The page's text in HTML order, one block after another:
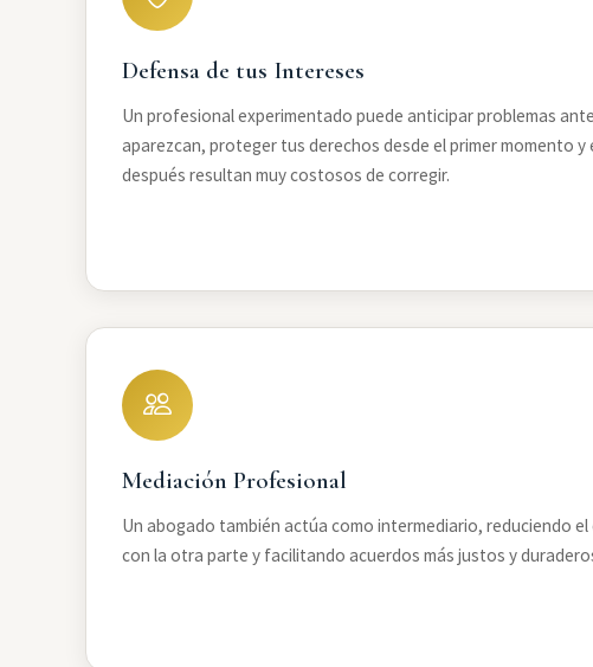
Defensa de tus Intereses
Un profesional experimentado puede anticipar problemas
aparezcan, proteger tus derechos desde el primer momento y
después resultan muy costosos de corregir.
Mediación Profesional
Un abogado también actúa como intermediario, reduciendo
con la otra parte y facilitando acuerdos más justos y